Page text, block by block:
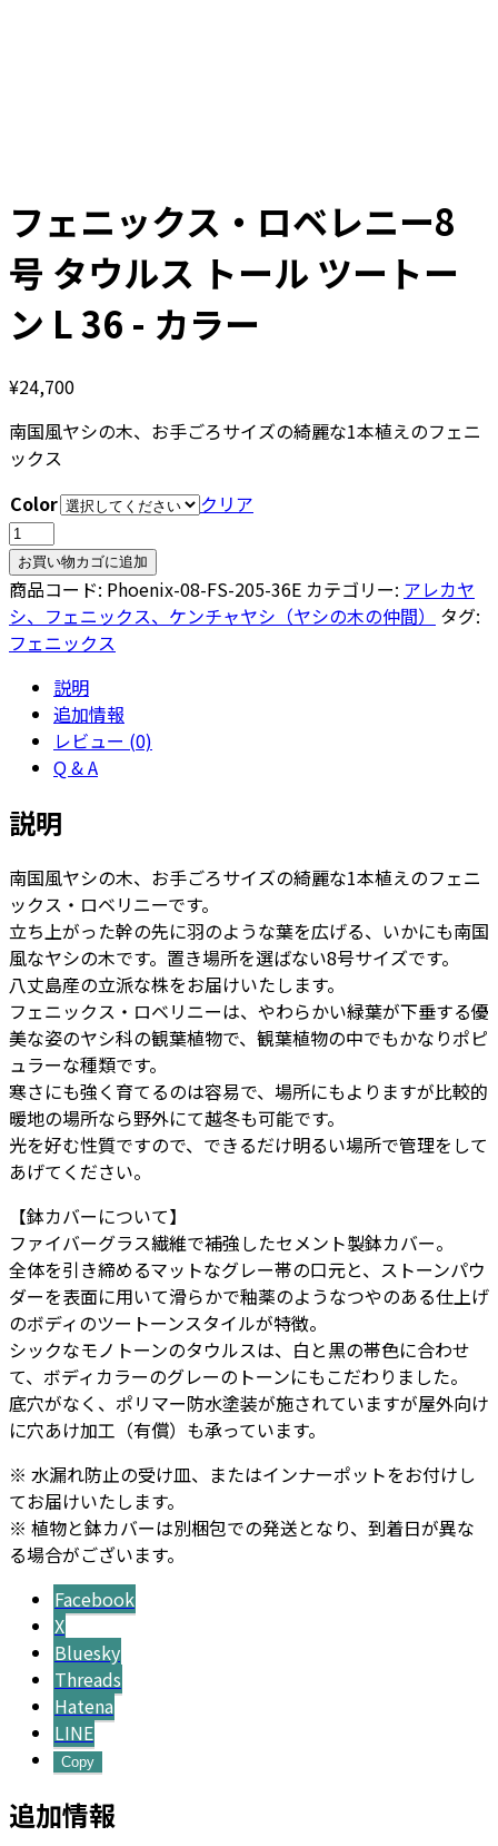
フェニックス・ロベレニー8
号 タウルス トール ツートー
ン L 36 - カラー
¥24,700
南国風ヤシの木、お手ごろサイズの綺麗な1本植えのフェニ
ックス
Color
クリア
フ
ェ
ニ
ッ
ク
8
タ
ウ
ル
ス
ト
ー
ル
ツ
ー
ト
ー
ン
36
-
カ
ラ
ー
個
お買い物カゴに追加
商品コード: Phoenix-08-FS-205-36E カテゴリー: アレカヤ
シ、フェニックス、ケンチャヤシ（ヤシの木の仲間）
タグ:
フェニックス
説明
追加情報
レビュー (0)
Q & A
説明
南国風ヤシの木、お手ごろサイズの綺麗な1本植えのフェニ
ックス・ロベリニーです。
立ち上がった幹の先に羽のような葉を広げる、いかにも南国
風なヤシの木です。置き場所を選ばない8号サイズです。
八丈島産の立派な株をお届けいたします。
フェニックス・ロベリニーは、やわらかい緑葉が下垂する優
美な姿のヤシ科の観葉植物で、観葉植物の中でもかなりポピ
ュラーな種類です。
寒さにも強く育てるのは容易で、場所にもよりますが比較的
暖地の場所なら野外にて越冬も可能です。
光を好む性質ですので、できるだけ明るい場所で管理をして
あげてください。
【鉢カバーについて】
ファイバーグラス繊維で補強したセメント製鉢カバー。
全体を引き締めるマットなグレー帯の口元と、ストーンパウ
ダーを表面に用いて滑らかで釉薬のようなつやのある仕上げ
のボディのツートーンスタイルが特徴。
シックなモノトーンのタウルスは、白と黒の帯色に合わせ
て、ボディカラーのグレーのトーンにもこだわりました。
底穴がなく、ポリマー防水塗装が施されていますが屋外向け
に穴あけ加工（有償）も承っています。
※ 水漏れ防止の受け皿、またはインナーポットをお付けし
てお届けいたします。
※ 植物と鉢カバーは別梱包での発送となり、到着日が異な
る場合がございます。
Facebook
X
Bluesky
Threads
Hatena
LINE
Copy
追加情報